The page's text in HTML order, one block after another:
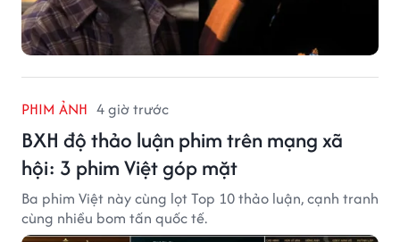
PHIM ẢNH 4 giờ trước
BXH độ thảo luận phim trên mạng xã
hội: 3 phim Việt góp mặt
Ba phim Việt này cùng lọt Top 10 thảo luận, cạnh tranh
cùng nhiều bom tấn quốc tế.